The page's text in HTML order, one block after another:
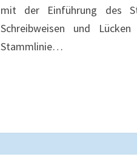
mit der Einführung des
Schreibweisen und
Stammlinie…